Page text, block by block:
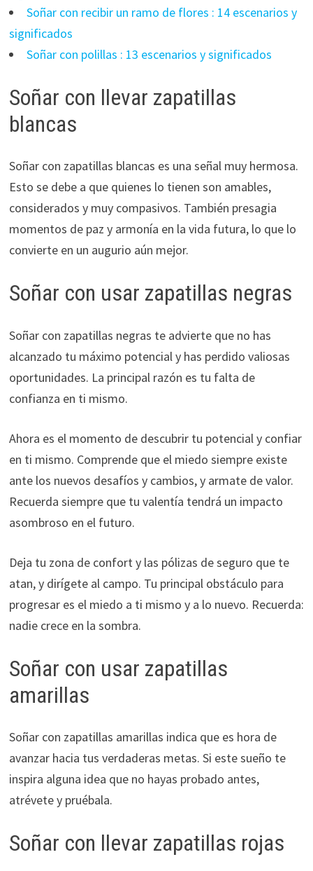
Soñar con recibir un ramo de flores : 14 escenarios y
significados
Soñar con polillas : 13 escenarios y significados
Soñar con llevar zapatillas
blancas
Soñar con zapatillas blancas es una señal muy hermosa.
Esto se debe a que quienes lo tienen son amables,
considerados y muy compasivos. También presagia
momentos de paz y armonía en la vida futura, lo que lo
convierte en un augurio aún mejor.
Soñar con usar zapatillas negras
Soñar con zapatillas negras te advierte que no has
alcanzado tu máximo potencial y has perdido valiosas
oportunidades. La principal razón es tu falta de
confianza en ti mismo.
Ahora es el momento de descubrir tu potencial y confiar
en ti mismo. Comprende que el miedo siempre existe
ante los nuevos desafíos y cambios, y armate de valor.
Recuerda siempre que tu valentía tendrá un impacto
asombroso en el futuro.
Deja tu zona de confort y las pólizas de seguro que te
atan, y dirígete al campo. Tu principal obstáculo para
progresar es el miedo a ti mismo y a lo nuevo. Recuerda:
nadie crece en la sombra.
Soñar con usar zapatillas
amarillas
Soñar con zapatillas amarillas indica que es hora de
avanzar hacia tus verdaderas metas. Si este sueño te
inspira alguna idea que no hayas probado antes,
atrévete y pruébala.
Soñar con llevar zapatillas rojas